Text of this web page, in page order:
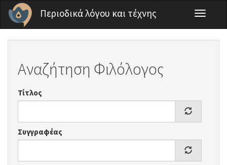
Παράκαμψη προς το κυρίως περιεχόμενο
Περιοδικά λόγου και τέχνης
Toggle
Αναζήτηση Φιλόλογος
Τίτλος
Συγγραφέας